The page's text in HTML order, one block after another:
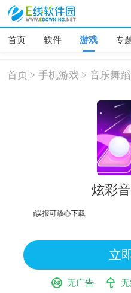
首页 软件 游戏 专
首页 >手机游戏 >音乐舞蹈
炫彩
均为误报可放心下载
立
无广告